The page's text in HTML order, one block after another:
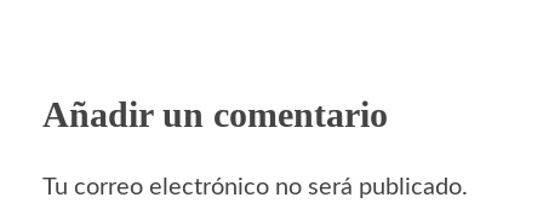
Añadir un comentario
Tu correo electrónico no será publicado.